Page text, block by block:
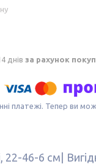
днів за рахунок
платежі. Тепер ви
46-6 см|